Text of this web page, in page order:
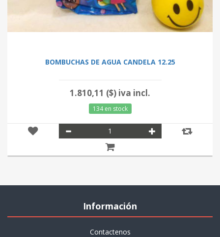
BOMBUCHAS DE AGUA CANDELA 12.25
1.810,11 ($) iva incl.
134 en stock
Información
Contactenos